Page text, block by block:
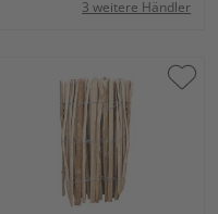
3 weitere Händler